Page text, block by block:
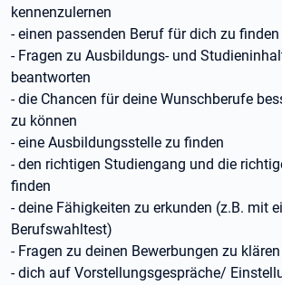
kennenzulernen
- einen passenden Beruf für dich zu finden
- Fragen zu Ausbildungs- und
beantworten
- die Chancen für deine Wunschberufe
zu können
- eine Ausbildungsstelle zu finden
- den richtigen Studiengang und die
finden
- deine Fähigkeiten zu erkunden (z.B. mit
Berufswahltest)
- Fragen zu deinen Bewerbungen zu klären
- dich auf Vorstellungsgespräche/